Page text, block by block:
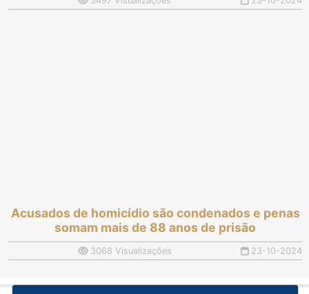
Acusados de homicídio são condenados e penas
somam mais de 88 anos de prisão
3068 Visualizações 23-10-2024